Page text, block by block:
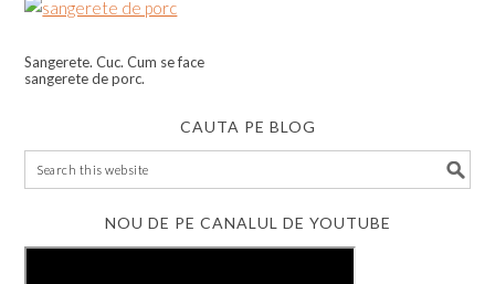
Sangerete. Cuc. Cum se face
sangerete de porc.
CAUTA PE BLOG
NOU DE PE CANALUL DE YOUTUBE